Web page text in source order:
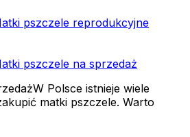
pszczele reprodukcyjne
pszczele na sprzedaż
Polsce istnieje wiele
matki pszczele. Warto